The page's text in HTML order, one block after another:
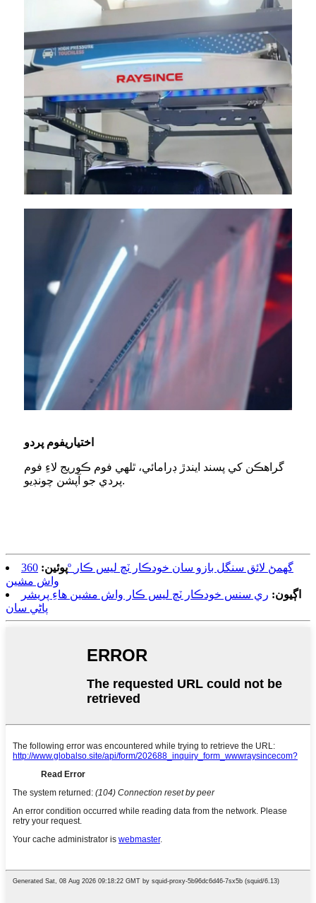
اختياريفوم پردو
گراهڪن کي پسند ايندڙ ڊرامائي، ٿلهي فوم ڪوريج لاءِ فوم
پردي جو آپشن چونڊيو.
پوئين: 360º گھمڻ لائق سنگل بازو سان خودڪار ٽچ لیس ڪار
واش مشين
اڳيون: ري سنس خودڪار ٽچ لیس ڪار واش مشين هاءِ پريشر
پاڻي سان